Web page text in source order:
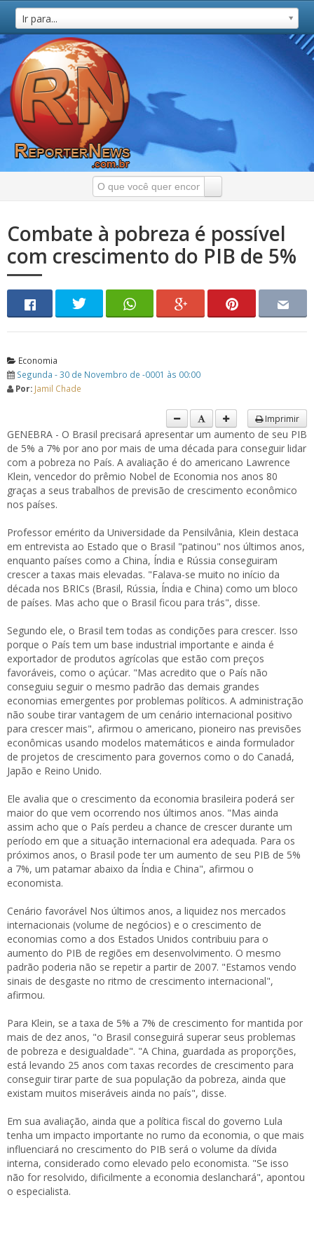
Ir para...
Combate à pobreza é possível
com crescimento do PIB de 5%
Economia
Segunda - 30 de Novembro de -0001 às 00:00
Por: Jamil Chade
Imprimir
GENEBRA - O Brasil precisará apresentar um aumento de seu PIB
de 5% a 7% por ano por mais de uma década para conseguir lidar
com a pobreza no País. A avaliação é do americano Lawrence
Klein, vencedor do prêmio Nobel de Economia nos anos 80
graças a seus trabalhos de previsão de crescimento econômico
nos países.
Professor emérito da Universidade da Pensilvânia, Klein destaca
em entrevista ao Estado que o Brasil "patinou" nos últimos anos,
enquanto países como a China, Índia e Rússia conseguiram
crescer a taxas mais elevadas. "Falava-se muito no início da
década nos BRICs (Brasil, Rússia, Índia e China) como um bloco
de países. Mas acho que o Brasil ficou para trás", disse.
Segundo ele, o Brasil tem todas as condições para crescer. Isso
porque o País tem um base industrial importante e ainda é
exportador de produtos agrícolas que estão com preços
favoráveis, como o açúcar. "Mas acredito que o País não
conseguiu seguir o mesmo padrão das demais grandes
economias emergentes por problemas políticos. A administração
não soube tirar vantagem de um cenário internacional positivo
para crescer mais", afirmou o americano, pioneiro nas previsões
econômicas usando modelos matemáticos e ainda formulador
de projetos de crescimento para governos como o do Canadá,
Japão e Reino Unido.
Ele avalia que o crescimento da economia brasileira poderá ser
maior do que vem ocorrendo nos últimos anos. "Mas ainda
assim acho que o País perdeu a chance de crescer durante um
período em que a situação internacional era adequada. Para os
próximos anos, o Brasil pode ter um aumento de seu PIB de 5%
a 7%, um patamar abaixo da Índia e China", afirmou o
economista.
Cenário favorável Nos últimos anos, a liquidez nos mercados
internacionais (volume de negócios) e o crescimento de
economias como a dos Estados Unidos contribuiu para o
aumento do PIB de regiões em desenvolvimento. O mesmo
padrão poderia não se repetir a partir de 2007. "Estamos vendo
sinais de desgaste no ritmo de crescimento internacional",
afirmou.
Para Klein, se a taxa de 5% a 7% de crescimento for mantida por
mais de dez anos, "o Brasil conseguirá superar seus problemas
de pobreza e desigualdade". "A China, guardada as proporções,
está levando 25 anos com taxas recordes de crescimento para
conseguir tirar parte de sua população da pobreza, ainda que
existam muitos miseráveis ainda no país", disse.
Em sua avaliação, ainda que a política fiscal do governo Lula
tenha um impacto importante no rumo da economia, o que mais
influenciará no crescimento do PIB será o volume da dívida
interna, considerado como elevado pelo economista. "Se isso
não for resolvido, dificilmente a economia deslanchará", apontou
o especialista.